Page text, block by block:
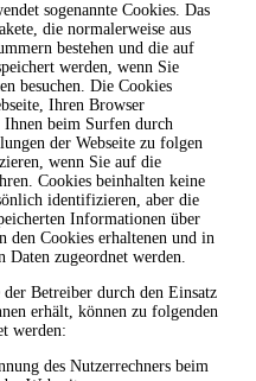
sogenannte Cookies. Das
die normalerweise aus
bestehen und die auf
werden, wenn Sie
besuchen. Die Cookies
Ihren Browser
Ihnen beim Surfen durch
der Webseite zu folgen
wenn Sie auf die
Cookies beinhalten keine
identifizieren, aber die
Informationen über
den Cookies erhaltenen und in
Daten zugeordnet werden.
Betreiber durch den Einsatz
erhält, können zu folgenden
werden:
des Nutzerrechners beim